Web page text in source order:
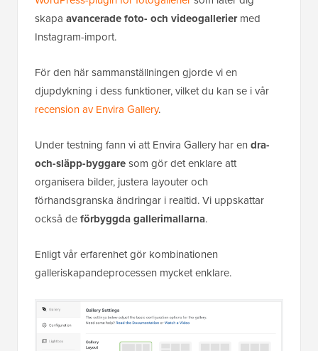
skapa avancerade foto- och videogalleriermed
Instagram-import.
För den här sammanställningen gjorde vi en
djupdykning i dess funktioner, vilket du kan se i vår
recension av Envira Gallery.
Under testning fann vi att Envira Gallery har en dra-
och-släpp-byggaresom gör det enklare att
organisera bilder, justera layouter och
förhandsgranska ändringar i realtid. Vi uppskattar
också deförbyggda gallerimallarna.
Enligt vår erfarenhet gör kombinationen
galleriskapandeprocessen mycket enklare.